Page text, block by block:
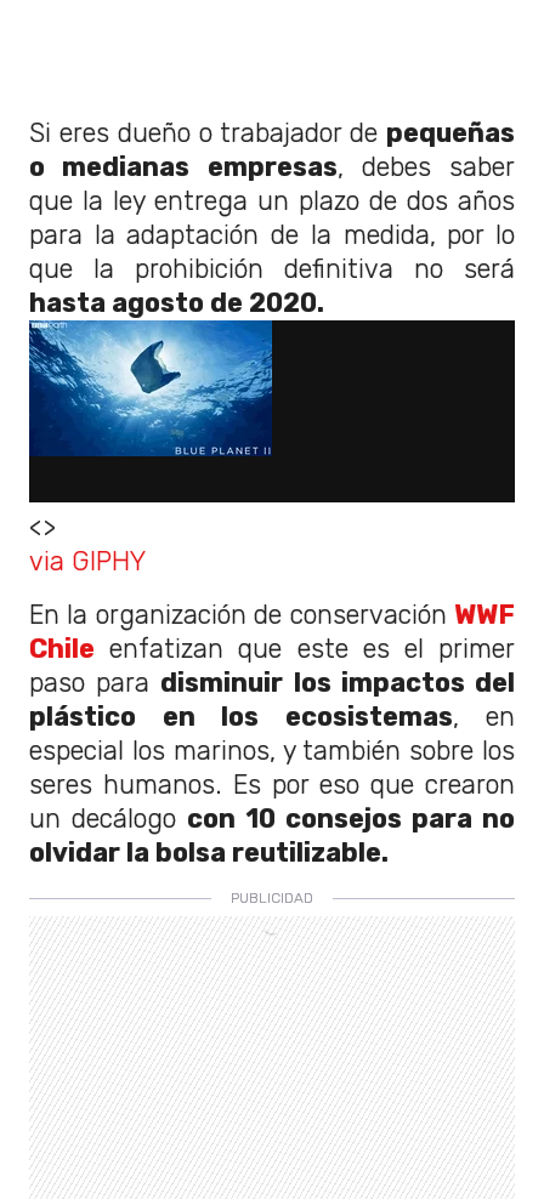
Si eres dueño o trabajador de pequeñas
o medianas empresas, debes saber
que la ley entrega un plazo de dos años
para la adaptación de la medida, por lo
que la prohibición definitiva no será
hasta agosto de 2020.
<>
via GIPHY
En la organización de conservación WWF
Chile enfatizan que este es el primer
paso para disminuir los impactos del
plástico en los ecosistemas, en
especial los marinos, y también sobre los
seres humanos. Es por eso que crearon
un decálogo con 10 consejos para no
olvidar la bolsa reutilizable.